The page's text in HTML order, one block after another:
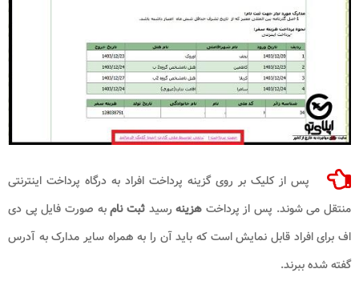
پس از کلیک بر روی گزینه پرداخت افراد به درگاه پرداخت اینترنتی
منتقل می شوند. پس از پرداخت هزینهرسیدثبت نامبه صورت فایل پی دی
اف برای افراد قابل نمایش است که باید آن را به همراه سایر مدارک به آدرس
گفته شده ببرند.